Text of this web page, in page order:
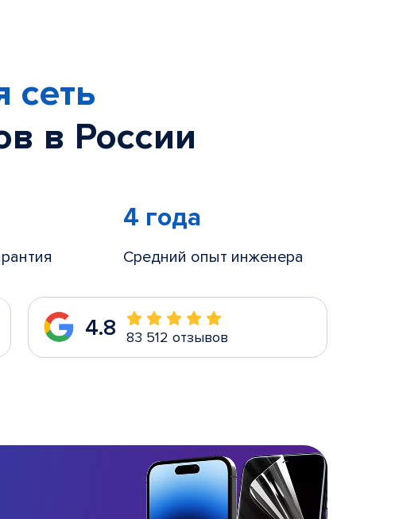
сеть
в России
4 года
Средний опыт инженера
4.8 83 512 отзывов